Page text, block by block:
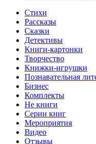
Стихи
Рассказы
Сказки
Детективы
Книги-картонки
Творчество
Книжки-игрушки
Познавательная
Бизнес
Комплекты
Не книги
Серии книг
Мероприятия
Видео
Отзывы